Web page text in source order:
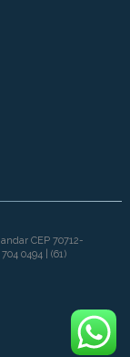
CEP 70712-
0494 | (61)